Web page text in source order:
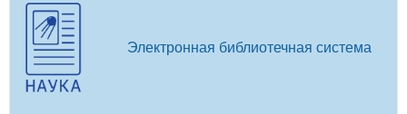
Электронная библиотечная система